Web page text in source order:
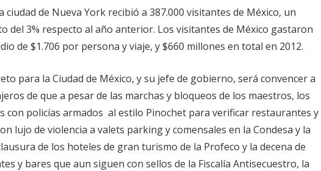
ciudad de Nueva York recibió a 387.000 visitantes de México, un
del 3% respecto al año anterior. Los visitantes de México gastaron
de $1.706 por persona y viaje, y $660 millones en total en 2012.
para la Ciudad de México, y su jefe de gobierno, será convencer a
de que a pesar de las marchas y bloqueos de los maestros, los
con policías armados al estilo Pinochet para verificar restaurantes y
lujo de violencia a valets parking y comensales en la Condesa y la
de los hoteles de gran turismo de la Profeco y la decena de
y bares que aun siguen con sellos de la Fiscalía Antisecuestro, la